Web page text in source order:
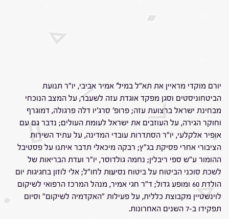
יורם מוקדי מראיין את תא"ל במיל' אמיר אביבי, יו"ר תנועת
הביטחוניסטים וסגן מפקד אוגדת עזה לשעבר, על המצב הנוכחי
מבחינת ישראל ברצועת עזה; פרופ' סרג'יו דלה פרגולה, דמוגרף
וחוקר הגירה, על העוזבים את ישראל לעומת העולים; נדבר גם עם
אופיר אלקלעי, יו"ר הסתדרות עובדי המדינה, על עתיד השירות
הציבורי אחרי פסיקת בג"ץ; רבקה מיכאלי תדבר איתנו על פסטיבל
ההומור ע"ש ספי ריבלין; נחמה גולדוסר, יו"ר ועדת הבריאות של
לשכת סוכני הביטוח על ביטוח נסיעות לחו"ל; אלי לוזון בחגיגות יום
הולדת 60 ומופע גדול; ד"ר חגי אמיר, מנהל המרכז הרפואי לשיקום
לוינשטיין מקבוצת כללית, על פעילות "האקדמיה לשיקום" וסיום
תפקידו ב-7 השנים האחרונות.